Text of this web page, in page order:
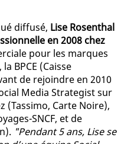
diffusé, Lise Rosenthal
en 2008 chez
pour les marques
BPCE (Caisse
de rejoindre en 2010
Media Strategist sur
(Tassimo, Carte Noire),
SNCF, et de
"Pendant 5 ans, Lise se